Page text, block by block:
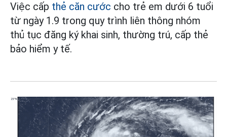
Việc cấp thẻ căn cước cho trẻ em dưới 6 tuổi
từ ngày 1.9 trong quy trình liên thông nhóm
thủ tục đăng ký khai sinh, thường trú, cấp thẻ
bảo hiểm y tế.